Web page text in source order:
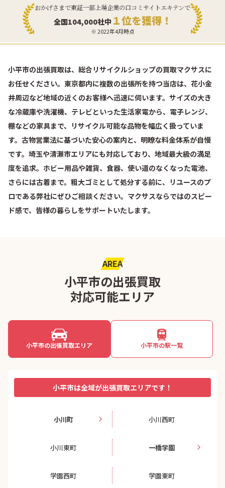
おかげさまで東証一部上場企業の口コミサイトエキテンで
全国104,000社中 １位を獲得！
※ 2022年4月時点
小平市の出張買取は、総合リサイクルショップの買取マクサスに
お任せください。東京都内に複数の出張所を持つ当店は、花小金
井周辺など地域の近くのお客様へ迅速に伺います。サイズの大き
な冷蔵庫や洗濯機、テレビといった生活家電から、電子レンジ、
棚などの家具まで、リサイクル可能な品物を幅広く扱っていま
す。古物営業法に基づいた安心の案内と、明瞭な料金体系が自慢
です。埼玉や清瀬市エリアにも対応しており、地域最大級の満足
度を追求。ホビー用品や雑貨、食器、使い道のなくなった電池、
さらには古着まで。粗大ゴミとして処分する前に、リユースのプ
ロである弊社にぜひご相談ください。マクサスならではのスピー
ド感で、皆様の暮らしをサポートいたします。
AREA
小平市の出張買取
対応可能エリア
小平市の出張買取エリア 小平市の駅一覧
小平市は全域が出張買取エリアです！
小川町 小川西町
小川東町 一橋学園
学園西町 学園東町